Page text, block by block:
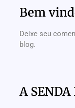
Bem
Deixe seu
blog.
A SENDA